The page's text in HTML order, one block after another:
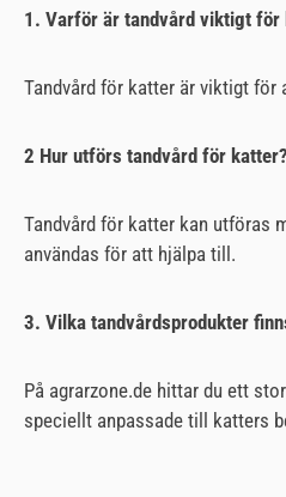
1. Varför är tandvård viktigt för
Tandvård för katter är viktigt för
2 Hur utförs tandvård för katter?
Tandvård för katter kan utföras
användas för att hjälpa till.
3. Vilka tandvårdsprodukter
På agrarzone.de hittar du ett
speciellt anpassade till katters